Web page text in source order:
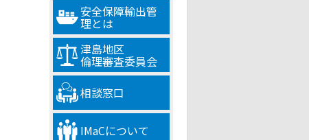
安全保障輸出管
理とは
津島地区
倫理審査委員会
相談窓口
IMaCについて